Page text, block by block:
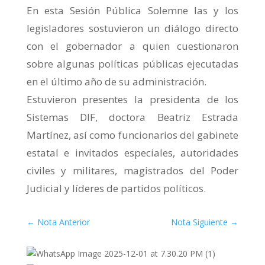
En esta Sesión Pública Solemne las y los
legisladores sostuvieron un diálogo directo
con el gobernador a quien cuestionaron
sobre algunas políticas públicas ejecutadas
en el último año de su administración.
Estuvieron presentes la presidenta de los
Sistemas DIF, doctora Beatriz Estrada
Martínez, así como funcionarios del gabinete
estatal e invitados especiales, autoridades
civiles y militares, magistrados del Poder
Judicial y líderes de partidos políticos.
← Nota Anterior Nota Siguiente →